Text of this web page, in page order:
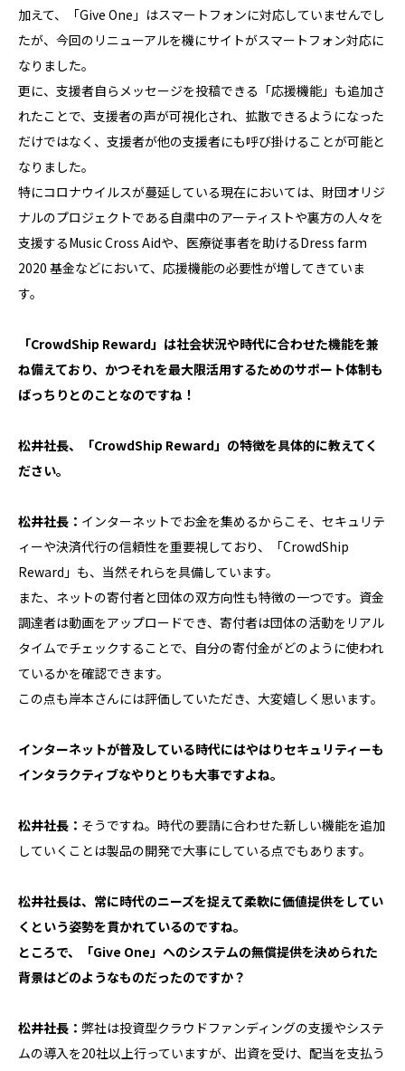
加えて、「Give One」はスマートフォンに対応していませんでし
たが、今回のリニューアルを機にサイトがスマートフォン対応に
なりました。
更に、支援者自らメッセージを投稿できる「応援機能」も追加さ
れたことで、支援者の声が可視化され、拡散できるようになった
だけではなく、支援者が他の支援者にも呼び掛けることが可能と
なりました。
特にコロナウイルスが蔓延している現在においては、財団オリジ
ナルのプロジェクトである自粛中のアーティストや裏方の人々を
支援するMusic Cross Aidや、医療従事者を助けるDress farm
2020 基金などにおいて、応援機能の必要性が増してきていま
す。
「CrowdShip Reward」は社会状況や時代に合わせた機能を兼
ね備えており、かつそれを最大限活用するためのサポート体制も
ばっちりとのことなのですね！
松井社長、「CrowdShip Reward」の特徴を具体的に教えてく
ださい。
松井社長： インターネットでお金を集めるからこそ、セキュリテ
ィーや決済代行の信頼性を重要視しており、「CrowdShip
Reward」も、当然それらを具備しています。
また、ネットの寄付者と団体の双方向性も特徴の一つです。資金
調達者は動画をアップロードでき、寄付者は団体の活動をリアル
タイムでチェックすることで、自分の寄付金がどのように使われ
ているかを確認できます。
この点も岸本さんには評価していただき、大変嬉しく思います。
インターネットが普及している時代にはやはりセキュリティーも
インタラクティブなやりとりも大事ですよね。
松井社長： そうですね。時代の要請に合わせた新しい機能を追加
していくことは製品の開発で大事にしている点でもあります。
松井社長は、常に時代のニーズを捉えて柔軟に価値提供をしてい
くという姿勢を貫かれているのですね。
ところで、「Give One」へのシステムの無償提供を決められた
背景はどのようなものだったのですか？
松井社長： 弊社は投資型クラウドファンディングの支援やシステ
ムの導入を20社以上行っていますが、出資を受け、配当を支払う